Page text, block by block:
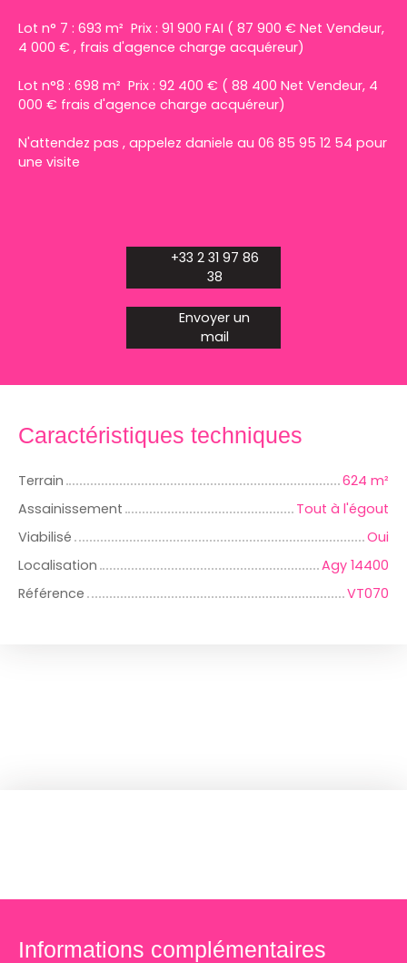
Lot n° 7 : 693 m² Prix : 91 900 FAI ( 87 900 € Net Vendeur,
4 000 € , frais d'agence charge acquéreur)
Lot n°8 : 698 m² Prix : 92 400 € ( 88 400 Net Vendeur, 4
000 € frais d'agence charge acquéreur)
N'attendez pas , appelez daniele au 06 85 95 12 54 pour
une visite
+33 2 31 97 86
38
Envoyer un
mail
Caractéristiques techniques
Terrain 624 m²
Assainissement
Tout à l'égout
Viabilisé
Oui
Localisation
Agy 14400
Référence
VT070
Informations complémentaires